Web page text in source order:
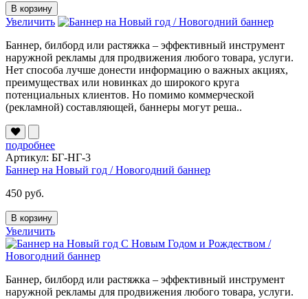
В корзину
Увеличить
Баннер, билборд или растяжка – эффективный инструмент
наружной рекламы для продвижения любого товара, услуги.
Нет способа лучше донести информацию о важных акциях,
преимуществах или новинках до широкого круга
потенциальных клиентов. Но помимо коммерческой
(рекламной) составляющей, баннеры могут реша..
подробнее
Артикул: БГ-НГ-3
Баннер на Новый год / Новогодний баннер
450 руб.
В корзину
Увеличить
Баннер, билборд или растяжка – эффективный инструмент
наружной рекламы для продвижения любого товара, услуги.